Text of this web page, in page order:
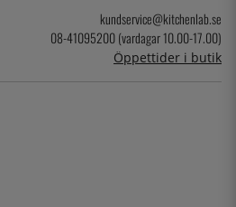
kundservice@kitchenlab.se
08-41095200 (vardagar 10.00-17.00)
Öppettider i butik